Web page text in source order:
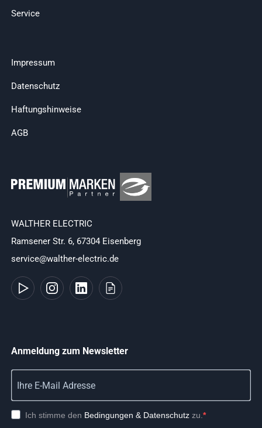
Service
Impressum
Datenschutz
Haftungshinweise
AGB
WALTHER ELECTRIC
Ramsener Str. 6, 67304 Eisenberg
service@walther-electric.de
Anmeldung zum Newsletter
Ich stimme den Bedingungen & Datenschutz zu.